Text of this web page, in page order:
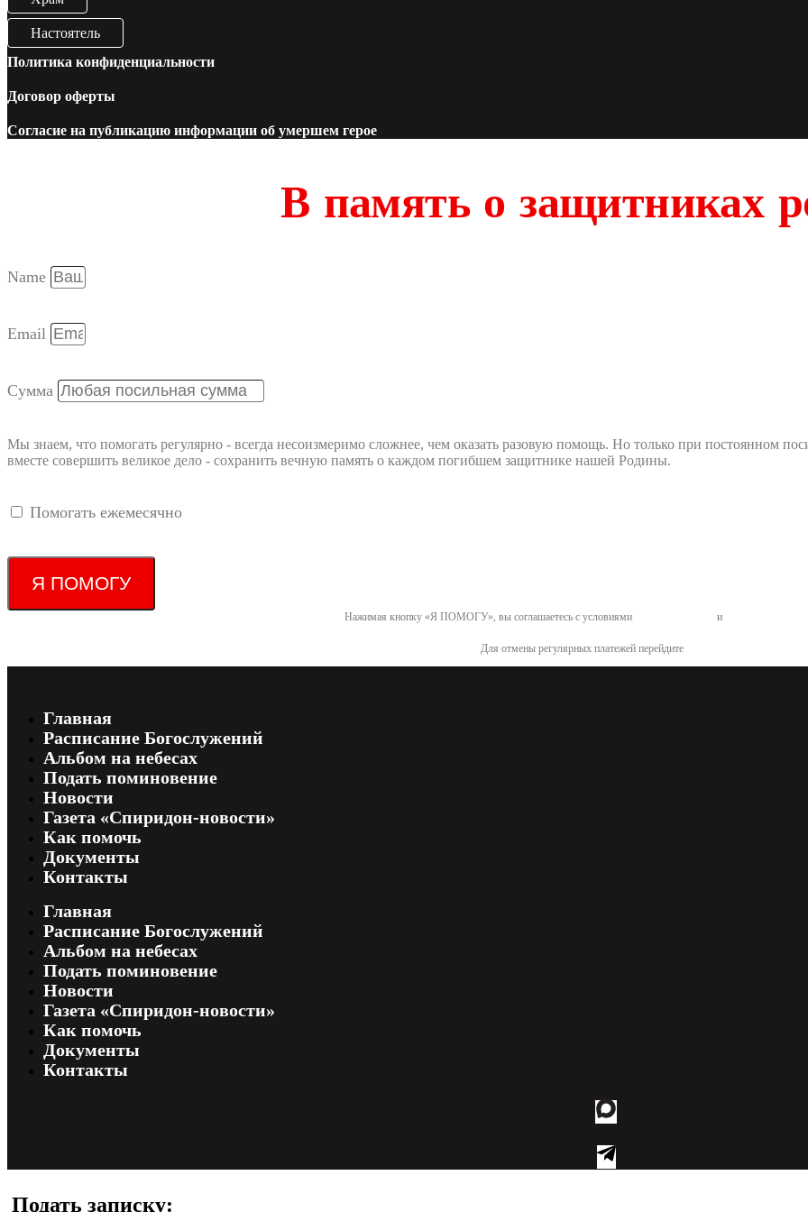
Настоятель
Политика конфиденциальности
Договор оферты
Согласие на публикацию информации об умершем герое
В память о защитниках
Name
Email
Сумма
Мы знаем, что помогать регулярно - всегда несоизмеримо сложнее, чем оказать разовую помощь. Но только при постоянном
вместе совершить великое дело - сохранить вечную память о каждом погибшем защитнике нашей Родины.
Помогать ежемесячно
Я ПОМОГУ
Нажимая кнопку «Я ПОМОГУ», вы соглашаетесь с условиями и
Для отмены регулярных платежей перейдите
Главная
Расписание Богослужений
Альбом на небесах
Подать поминовение
Новости
Газета «Спиридон-новости»
Как помочь
Документы
Контакты
Главная
Расписание Богослужений
Альбом на небесах
Подать поминовение
Новости
Газета «Спиридон-новости»
Как помочь
Документы
Контакты
Подать записку: